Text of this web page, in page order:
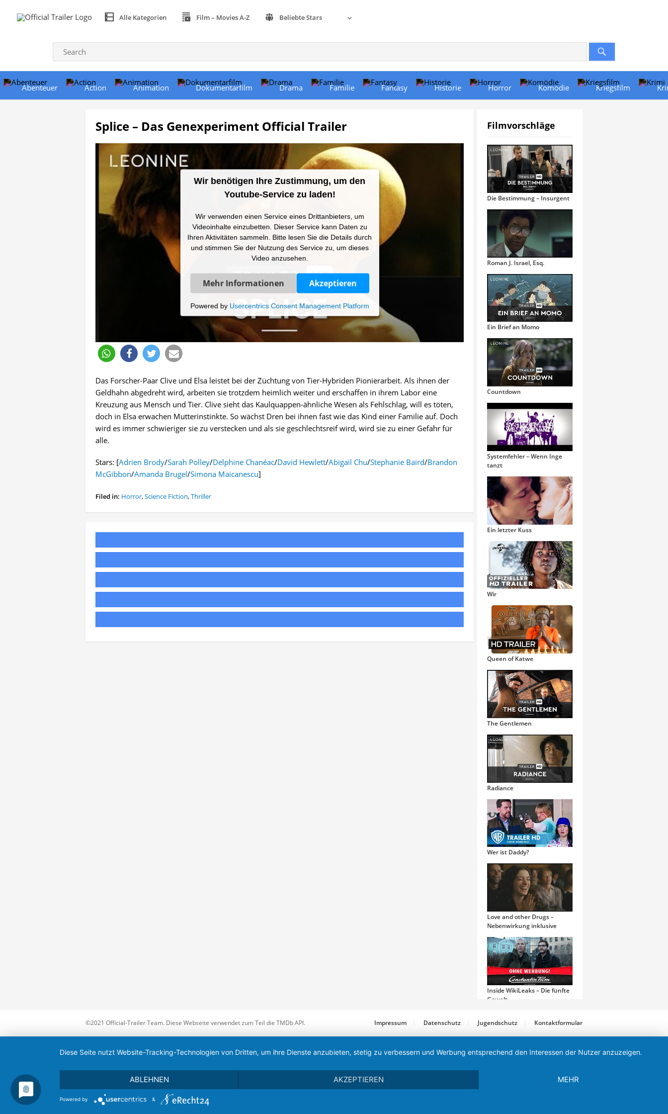
Alle Kategorien Film – Movies A-Z Beliebte Stars
Abenteuer Action Animation Dokumentarfilm Drama Familie Fantasy Historie Horror Komödie Kriegsfilm
Splice – Das Genexperiment Official Trailer
Wir benötigen Ihre Zustimmung, um den
Youtube-Service zu laden!
Wir verwenden einen Service eines Drittanbieters, um
Videoinhalte einzubetten. Dieser Service kann Daten zu
Ihren Aktivitäten sammeln. Bitte lesen Sie die Details durch
und stimmen Sie der Nutzung des Service zu, um dieses
Video anzusehen.
Mehr Informationen Akzeptieren
Powered by Usercentrics Consent Management Platform
Das Forscher-Paar Clive und Elsa leistet bei der Züchtung von Tier-Hybriden Pionierarbeit. Als ihnen der
Geldhahn abgedreht wird, arbeiten sie trotzdem heimlich weiter und erschaffen in ihrem Labor eine
Kreuzung aus Mensch und Tier. Clive sieht das Kaulquappen-ähnliche Wesen als Fehlschlag, will es töten,
doch in Elsa erwachen Mutterinstinkte. So wächst Dren bei ihnen fast wie das Kind einer Familie auf. Doch
wird es immer schwieriger sie zu verstecken und als sie geschlechtsreif wird, wird sie zu einer Gefahr für
alle.
Stars: [Adrien Brody/Sarah Polley/Delphine Chanéac/David Hewlett/Abigail Chu/Stephanie Baird/Brandon
McGibbon/Amanda Brugel/Simona Maicanescu]
Filed in: Horror,Science Fiction,Thriller
Filmvorschläge
Die Bestimmung – Insurgent
Roman J. Israel, Esq.
Ein Brief an Momo
Countdown
Systemfehler – Wenn Inge
tanzt
Ein letzter Kuss
Wir
Queen of Katwe
The Gentlemen
Radiance
Wer ist Daddy?
Love and other Drugs –
Nebenwirkung inklusive
Inside WikiLeaks – Die fünfte
Gewalt
©2021 Official-Trailer Team. Diese Webseite verwendet zum Teil die TMDb API. Impressum Datenschutz Jugendschutz Kontaktformular
Diese Seite nutzt Website-Tracking-Technologien von Dritten, um ihre Dienste anzubieten, stetig zu verbessern und Werbung entsprechend den Interessen der Nutzer anzuzeigen.
ABLEHNEN AKZEPTIEREN MEHR
Powered by &